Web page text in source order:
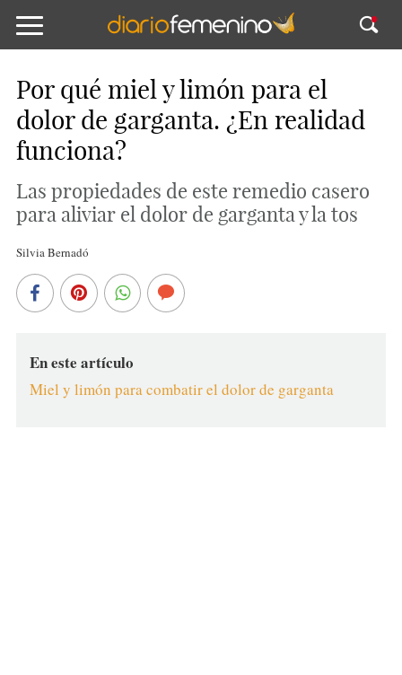
Por qué miel y limón para el
dolor de garganta. ¿En realidad
funciona?
Las propiedades de este remedio casero
para aliviar el dolor de garganta y la tos
Silvia Bernadó
En este artículo
Miel y limón para combatir el dolor de garganta